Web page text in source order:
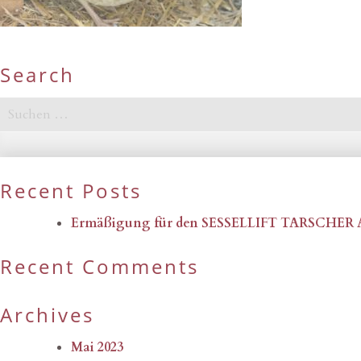
Search
Suchen
Recent Posts
Ermäßigung für den SESSELLIFT TARSCHER
Recent Comments
Archives
Mai 2023